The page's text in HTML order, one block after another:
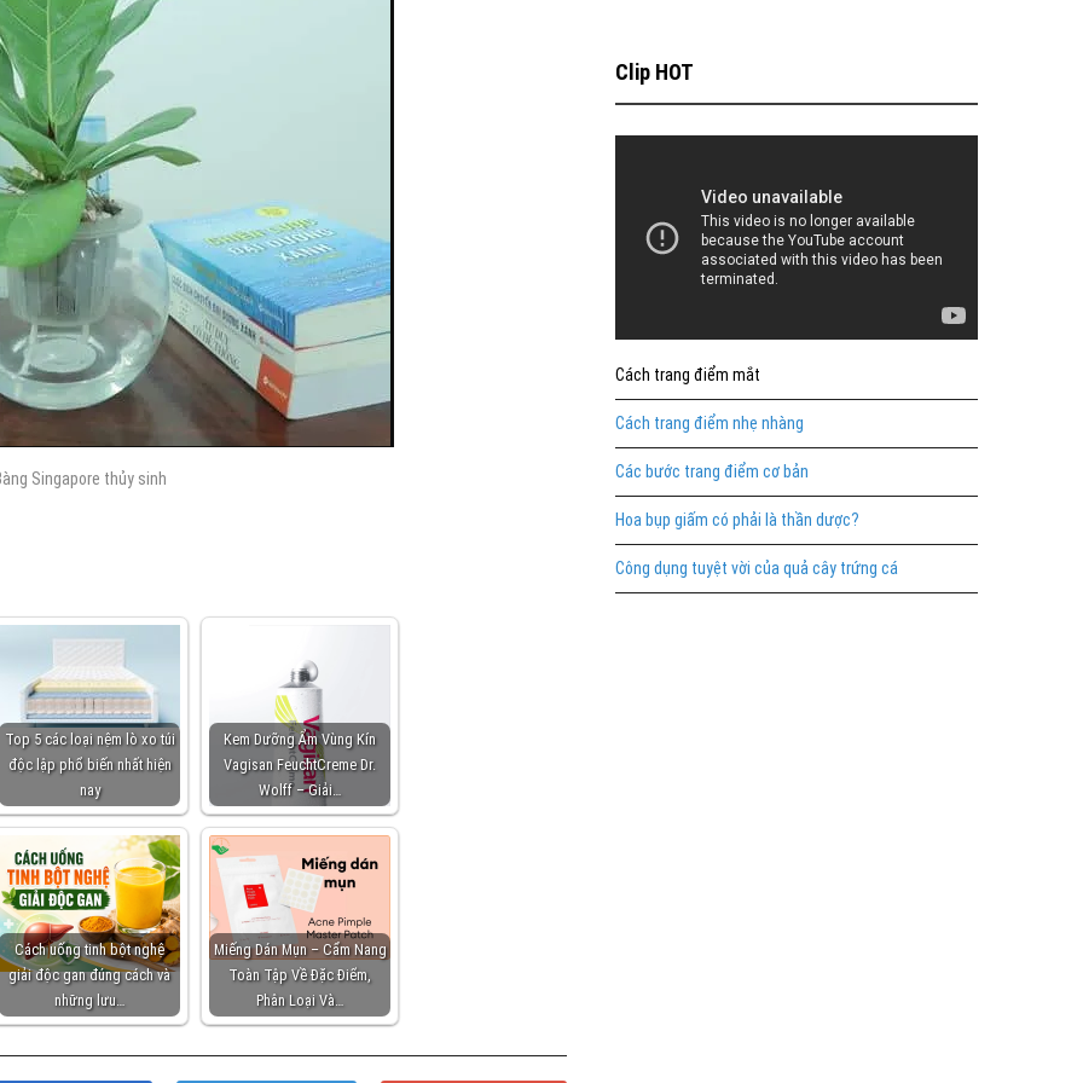
Singapore thủy sinh
Top 5 các loại nệm lò xo túi
độc lập phổ biến nhất hiện
nay
Kem Dưỡng Ẩm Vùng Kín
Vagisan FeuchtCreme Dr.
Wolff – Giải…
Cách uống tinh bột nghệ
giải độc gan đúng cách và
những lưu…
Miếng Dán Mụn – Cẩm Nang
Toàn Tập Về Đặc Điểm,
Phân Loại Và…
Clip HOT
Cách trang điểm mắt
Cách trang điểm nhẹ nhàng
Các bước trang điểm cơ bản
Hoa bụp giấm có phải là thần dược?
Công dụng tuyệt vời của quả cây trứng cá